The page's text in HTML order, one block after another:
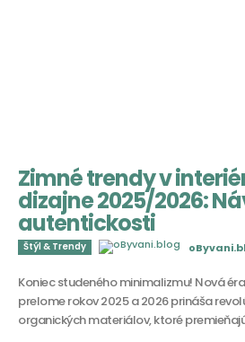
Zimné trendy v
dizajne 2025/2026:
autentickosti
Štýl & Trendy
Koniec studeného minimalizmu! Nová
prelome rokov 2025 a 2026 prináša
organických materiálov, ktoré